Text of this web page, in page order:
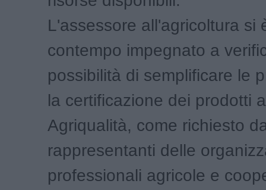
L'assessore all'agricoltura si
contempo impegnato a
possibilità di semplificare le
la certificazione dei prodotti
Agriqualità, come richiesto
rappresentanti delle
professionali agricole e